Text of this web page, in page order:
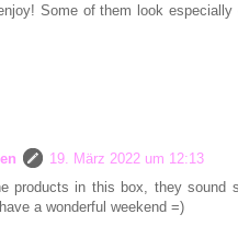
Some of them look
19. März 2022 um 12:13
products in this box, they sound
a wonderful weekend =)